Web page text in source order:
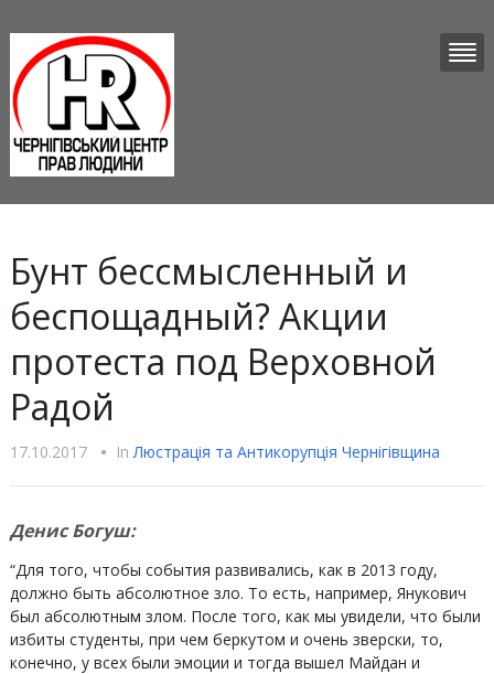
Бунт бессмысленный и
беспощадный? Акции
протеста под Верховной
Радой
17.10.2017 • InЛюстрацiя та Антикорупцiя Чернігівщина
Денис Богуш:
“Для того, чтобы события развивались, как в 2013 году,
должно быть абсолютное зло. То есть, например, Янукович
был абсолютным злом. После того, как мы увидели, что были
избиты студенты, при чем беркутом и очень зверски, то,
конечно, у всех были эмоции и тогда вышел Майдан и